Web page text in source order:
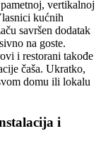
vertikalnoj
kućnih
savršen dodatak
na goste.
i restorani takođe
čaša. Ukratko,
domu ili lokalu
i